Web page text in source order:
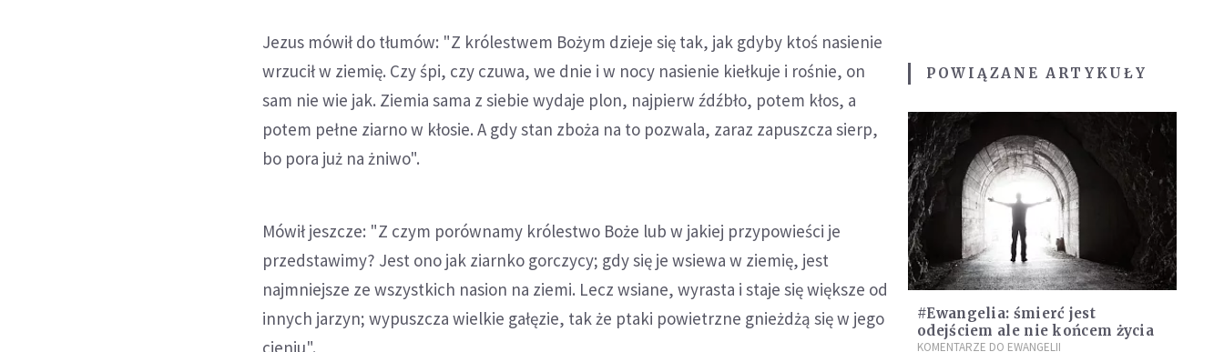
Jezus mówił do tłumów: "Z królestwem Bożym dzieje się tak, jak gdyby ktoś nasienie
wrzucił w ziemię. Czy śpi, czy czuwa, we dnie i w nocy nasienie kiełkuje i rośnie, on
sam nie wie jak. Ziemia sama z siebie wydaje plon, najpierw źdźbło, potem kłos, a
potem pełne ziarno w kłosie. A gdy stan zboża na to pozwala, zaraz zapuszcza sierp,
bo pora już na żniwo".
Mówił jeszcze: "Z czym porównamy królestwo Boże lub w jakiej przypowieści je
przedstawimy? Jest ono jak ziarnko gorczycy; gdy się je wsiewa w ziemię, jest
najmniejsze ze wszystkich nasion na ziemi. Lecz wsiane, wyrasta i staje się większe od
innych jarzyn; wypuszcza wielkie gałęzie, tak że ptaki powietrzne gnieżdżą się w jego
cieniu".
POWIĄZANE ARTYKUŁY
#Ewangelia: śmierć jest
odejściem ale nie końcem życia
KOMENTARZE DO EWANGELII